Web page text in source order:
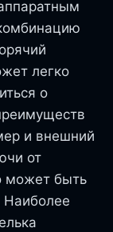
легко
о
и внешний
от
может быть
Наиболее